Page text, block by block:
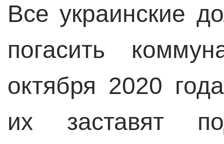
Все украинские
погасить
октября 2020
их заставят